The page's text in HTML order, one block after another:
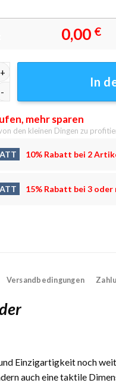
0,00 €
Sonnenuntergang
In
mehr sparen
den kleinen Dingen zu
10% Rabatt bei 2
15% Rabatt bei 3
Versandbedingungen
Einzigartigkeit noch
auch eine taktile